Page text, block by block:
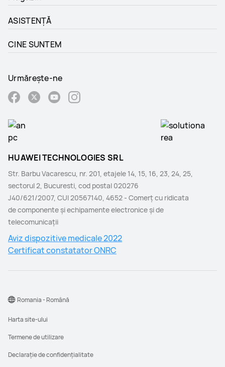
ASISTENȚĂ
CINE SUNTEM
Urmărește-ne
HUAWEI TECHNOLOGIES SRL
Str. Barbu Vacarescu, nr. 201, etajele 14, 15, 16, 23, 24, 25,
sectorul 2, Bucuresti, cod postal 020276
J40/621/2007, CUI 20567140, 4652 - Comerţ cu ridicata
de componente şi echipamente electronice şi de
telecomunicaţii
Aviz dispozitive medicale 2022
Certificat constatator ONRC
Harta site-ului
Termene de utilizare
Declarație de confidențialitate
Romania - Română